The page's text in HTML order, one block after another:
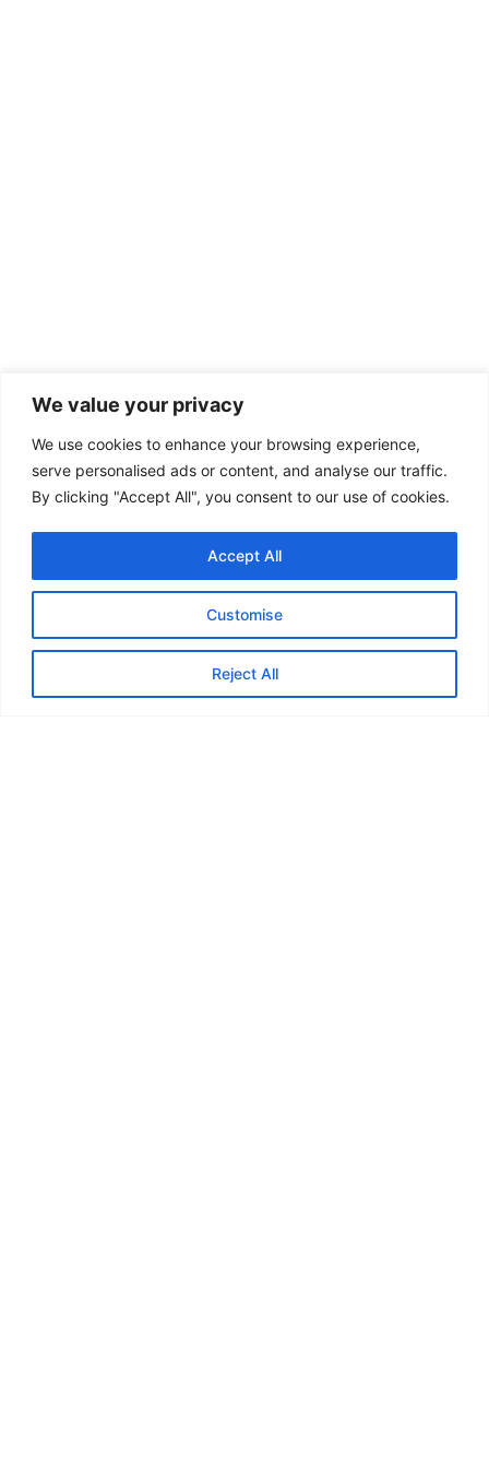
We value your privacy
We use cookies to enhance your browsing experience,
serve personalised ads or content, and analyse our traffic.
By clicking "Accept All", you consent to our use of cookies.
Customise
Reject All
Accept All